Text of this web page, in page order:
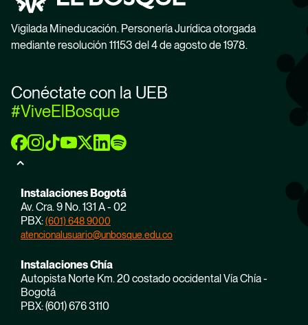
Vigilada Mineducación. Personería Jurídica otorgada
mediante resolución 11153 del 4 de agosto de 1978.
Conéctate con la UEB
#ViveElBosque
Instalaciones Bogotá
Av. Cra. 9 No. 131 A - 02
PBX:(601) 648 9000
atencionalusuario@unbosque.edu.co
Instalaciones Chía
Autopista Norte Km. 20 costado occidental Vía Chía -
Bogotá
PBX: (601) 676 3110